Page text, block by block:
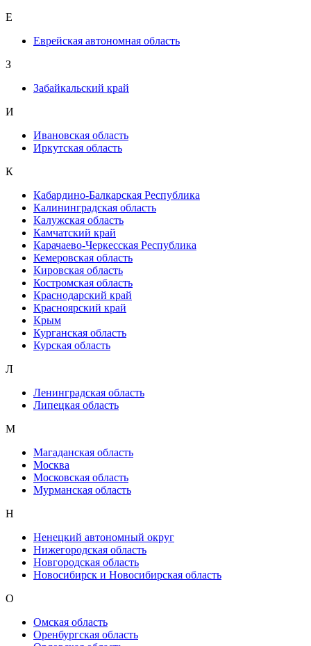
Е
Еврейская автономная область
З
Забайкальский край
И
Ивановская область
Иркутская область
К
Кабардино-Балкарская Республика
Калининградская область
Калужская область
Камчатский край
Карачаево-Черкесская Республика
Кемеровская область
Кировская область
Костромская область
Краснодарский край
Красноярский край
Крым
Курганская область
Курская область
Л
Ленинградская область
Липецкая область
М
Магаданская область
Москва
Московская область
Мурманская область
Н
Ненецкий автономный округ
Нижегородская область
Новгородская область
Новосибирск и Новосибирская область
О
Омская область
Оренбургская область